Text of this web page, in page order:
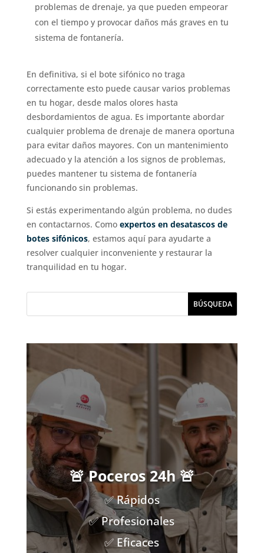
problemas de drenaje, ya que pueden empeorar
con el tiempo y provocar daños más graves en tu
sistema de fontanería.
En definitiva, si el bote sifónico no traga
correctamente esto puede causar varios problemas
en tu hogar, desde malos olores hasta
desbordamientos de agua. Es importante abordar
cualquier problema de drenaje de manera oportuna
para evitar daños mayores. Con un mantenimiento
adecuado y la atención a los signos de problemas,
puedes mantener tu sistema de fontanería
funcionando sin problemas.
Si estás experimentando algún problema, no dudes
en contactarnos. Como expertos en desatascos de
botes sifónicos, estamos aquí para ayudarte a
resolver cualquier inconveniente y restaurar la
tranquilidad en tu hogar.
🚨 Poceros 24h 🚨
✅ Rápidos
✅ Profesionales
✅ Eficaces